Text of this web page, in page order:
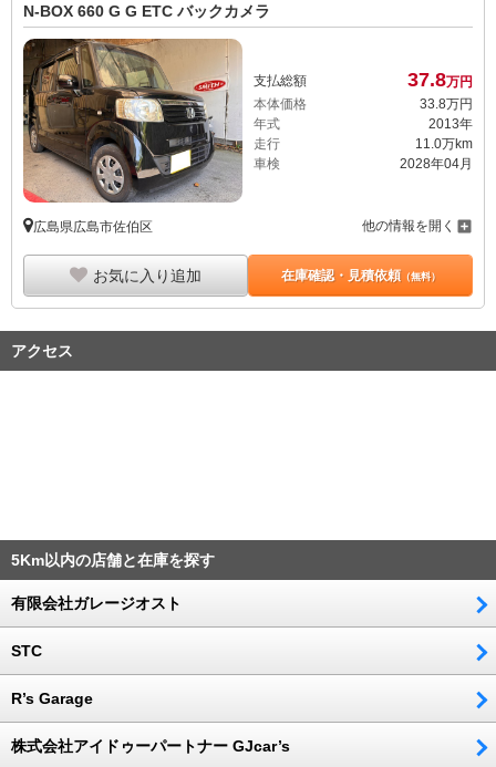
N-BOX 660 G G ETC バックカメラ
支払総額 37.8万円
本体価格
33. 8万円
年式
2013年
走行
11.0万km
車検
2028年04月
広島県広島市佐伯区 他の情報を開く
お気に入り追加 在庫確認・見積依頼（無料）
アクセス
5Km以内の店舗と在庫を探す
有限会社ガレージオスト
STC
R’s Garage
株式会社アイドゥーパートナー GJcar’s